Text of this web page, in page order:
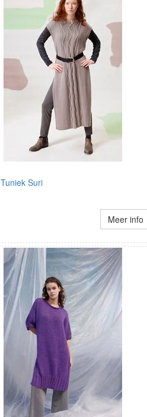
Tuniek Suri
Meer info